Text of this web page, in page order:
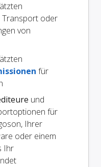
Transport oder
von
für
und
für
Ihrer
oder einem
Ihr